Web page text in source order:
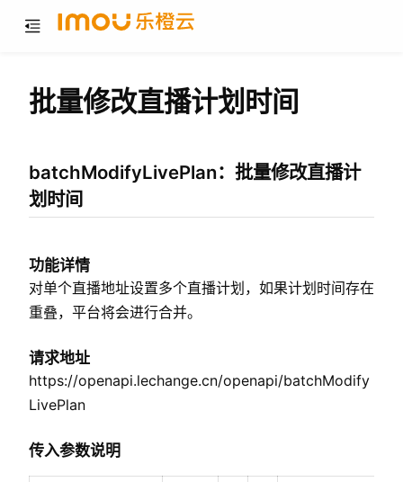
批量修改直播计划时间
batchModifyLivePlan：批量修改直播计
划时间
功能详情
对单个直播地址设置多个直播计划，如果计划时间存在
重叠，平台将会进行合并。
请求地址
https://openapi.lechange.cn/openapi/batchModify
LivePlan
传入参数说明